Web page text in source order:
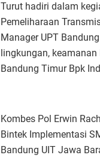
Turut hadiri dalam
Pemeliharaan
Manager UPT
lingkungan,
Bandung Timur Bpk
Kombes Pol Erwin
Bintek Implementasi
Bandung UIT Jawa